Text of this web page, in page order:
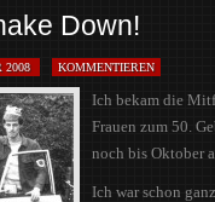
Down!
2008 KOMMENTIEREN
Ich bekam die
Frauen zum 50.
noch bis Oktober
Ich war schon